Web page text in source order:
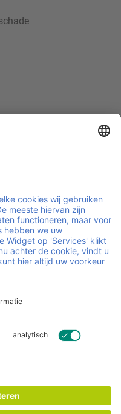
logistiek. Via een
in heel
service met innovatie,
en soepel draait. Jij
de logistiek klopt.
cookieverklaring